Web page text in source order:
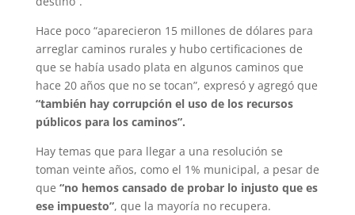
Hace poco “aparecieron 15 millones de dólares para
arreglar caminos rurales y hubo certificaciones de
que se había usado plata en algunos caminos que
hace 20 años que no se tocan”, expresó y agregó que
“también hay corrupción el uso de los recursos
públicos para los caminos”.
Hay temas que para llegar a una resolución se
toman veinte años, como el 1% municipal, a pesar de
que “no hemos cansado de probar lo injusto que es
ese impuesto”, que la mayoría no recupera.